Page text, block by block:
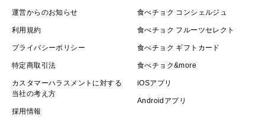
運営からのお知らせ
利用規約
プライバシーポリシー
特定商取引法
カスタマーハラスメントに対する
当社の考え方
採用情報
食べチョク コンシェルジュ
食べチョク フルーツセレクト
食べチョク ギフトカード
食べチョク&more
iOSアプリ
Androidアプリ